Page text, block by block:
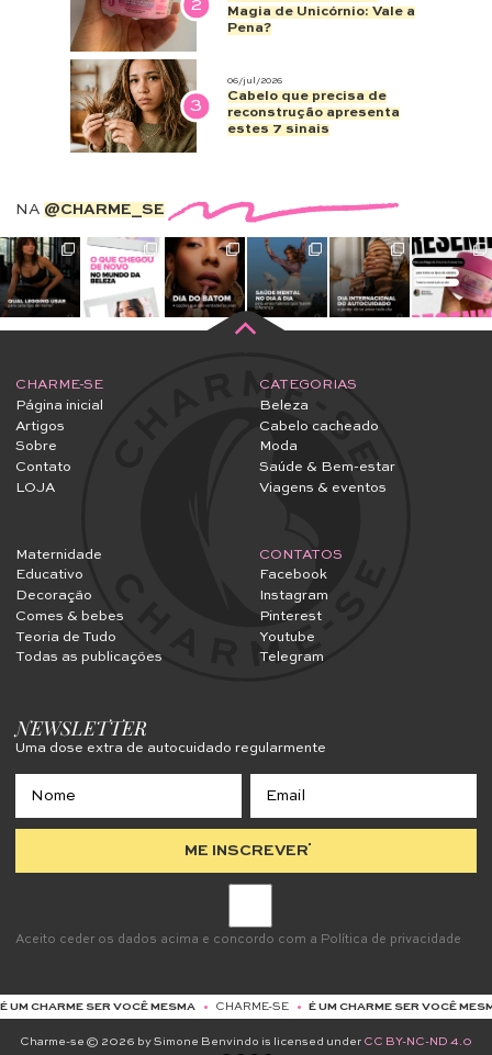
2
Magia de Unicórnio: Vale a
Pena?
3
06/jul/2026
Cabelo que precisa de
reconstrução apresenta
estes 7 sinais
NA @CHARME_SE
CHARME-SE
Página inicial
Artigos
Sobre
Contato
LOJA
CATEGORIAS
Beleza
Cabelo cacheado
Moda
Saúde & Bem-estar
Viagens & eventos
Maternidade
Educativo
Decoração
Comes & bebes
Teoria de Tudo
Todas as publicações
CONTATOS
Facebook
Instagram
Pinterest
Youtube
Telegram
NEWSLETTER
Uma dose extra de autocuidado regularmente
ME INSCREVER
Aceito ceder os dados acima e concordo com a Política de privacidade
• CHARME-SE • É UM CHARME SER VOCÊ MESMA • CHARME-SE • É UM
Charme-se © 2026 by Simone Benvindo is licensed under CC BY-NC-ND 4.0